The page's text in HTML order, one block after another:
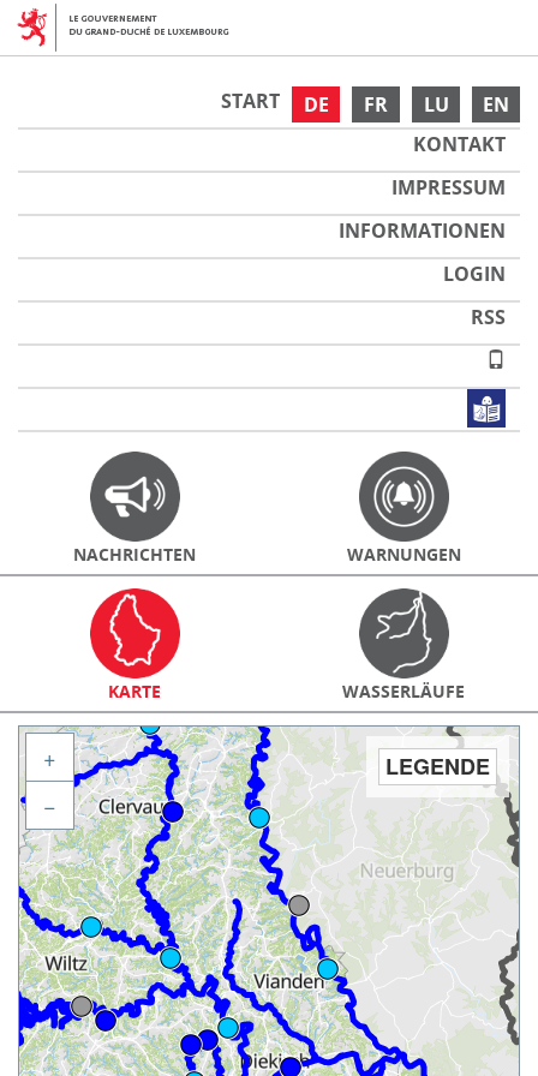
DE FR LU EN
START
KONTAKT
IMPRESSUM
INFORMATIONEN
LOGIN
RSS
NACHRICHTEN WARNUNGEN
KARTE WASSERLÄUFE
LEGENDE
+
−